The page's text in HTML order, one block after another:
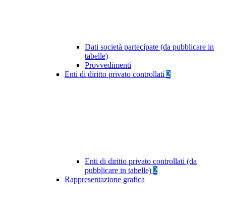
Dati società partecipate (da pubblicare in
tabelle)
Provvedimenti
Enti di diritto privato controllati 2
Enti di diritto privato controllati (da
pubblicare in tabelle) 2
Rappresentazione grafica